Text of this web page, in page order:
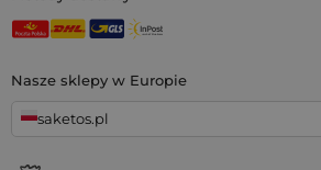
Nasze sklepy w Europie
saketos.pl